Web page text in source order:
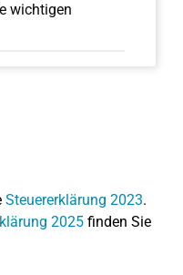
wichtigen
Steuererklärung 2023.
2025 finden Sie